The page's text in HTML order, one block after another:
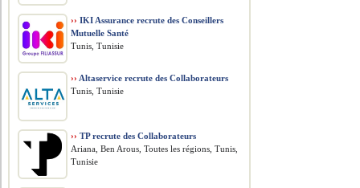
›› IKI Assurance recrute des Conseillers
Mutuelle Santé
Tunis, Tunisie
›› Altaservice recrute des Collaborateurs
Tunis, Tunisie
›› TP recrute des Collaborateurs
Ariana, Ben Arous, Toutes les régions, Tunis,
Tunisie